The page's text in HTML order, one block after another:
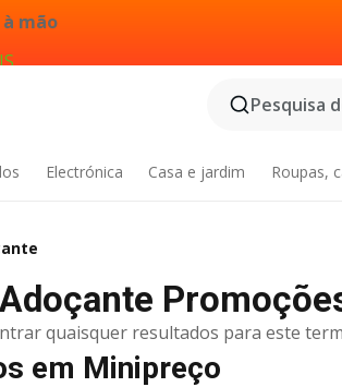
mão
Pesquisa
Electrónica Casa e jardim Roupas,
quaisquer resultados para este
em Minipreço